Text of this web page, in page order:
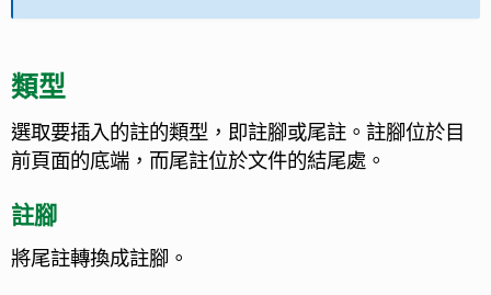
類型
選取要插入的註的類型，即註腳或尾註。註腳位於目
前頁面的底端，而尾註位於文件的結尾處。
註腳
將尾註轉換成註腳。